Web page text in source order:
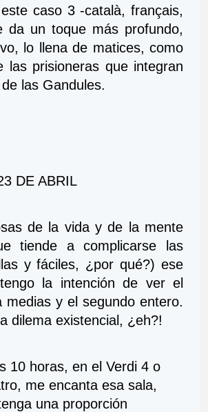
caso 3 -català, français,
da un toque más profundo,
lo llena de matices, como
las prisioneras que integran
las Gandules.
DE ABRIL
de la vida y de la mente
tiende a complicarse las
y fáciles, ¿por qué?) ese
la intención de ver el
medias y el segundo entero.
dilema existencial, ¿eh?!
10 horas, en el Verdi 4 o
me encanta esa sala,
una proporción